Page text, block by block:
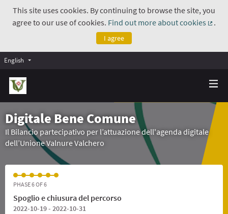
This site uses cookies. By continuing to browse the site, you
agree to our use of cookies. Find out more about cookies
.
I agree
English
Digitale Bene Comune
Il Bilancio partecipativo per l’attuazione dell'agenda digitale
dell’Unione Valnure Valchero
PHASE 6 OF 6
Spoglio e chiusura del percorso
2022-10-19 - 2022-10-31